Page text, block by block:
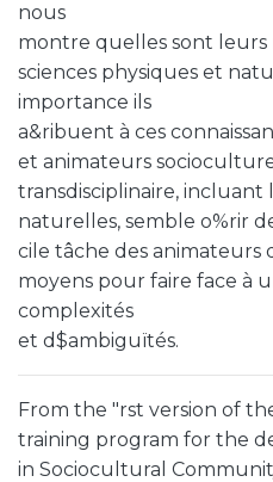
nous
montre quelles sont leurs
sciences physiques et
importance ils
a&ribuent à ces
et animateurs
transdisciplinaire, incluant
naturelles, semble o%rir
cile tâche des animateurs
moyens pour faire face à
complexités
et d$ambiguïtés.
From the "rst version of
training program for the
in Sociocultural